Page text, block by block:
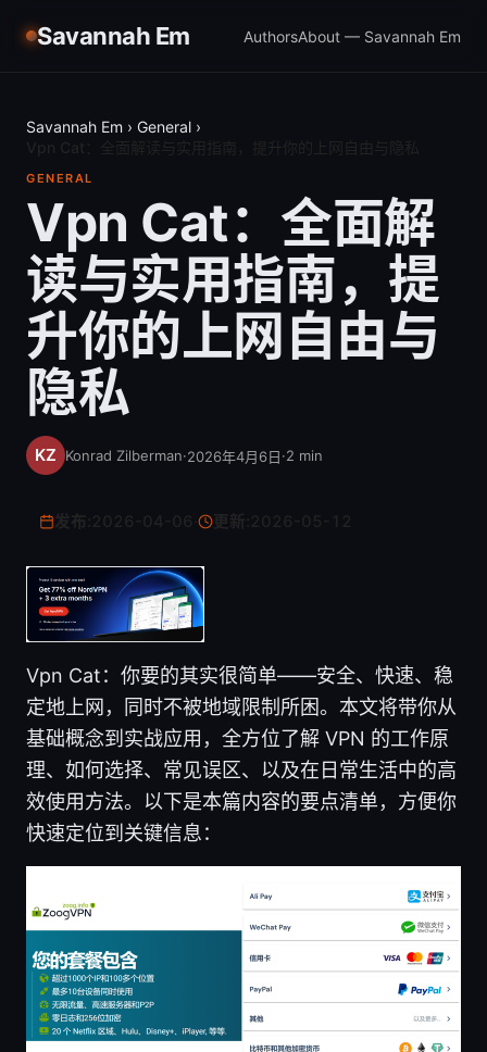
Savannah Em AuthorsAbout — Savannah Em
Savannah Em › General ›
GENERAL
Vpn Cat：全面解
读与实用指南，提
升你的上网自由与
隐私
Konrad Zilberman·2026年4月6日·2 min
更新:
Vpn Cat：你要的其实很简单——安全、快速、稳
定地上网，同时不被地域限制所困。本文将带你从
基础概念到实战应用，全方位了解 VPN 的工作原
理、如何选择、常见误区、以及在日常生活中的高
效使用方法。以下是本篇内容的要点清单，方便你
快速定位到关键信息：